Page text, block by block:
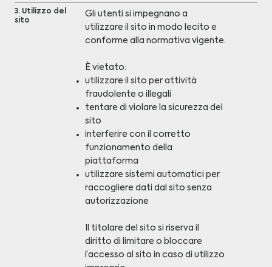
3. Utilizzo del
sito
Gli utenti si impegnano a
utilizzare il sito in modo lecito e
conforme alla normativa vigente.
È vietato:
utilizzare il sito per attività
fraudolente o illegali
tentare di violare la sicurezza del
sito
interferire con il corretto
funzionamento della
piattaforma
utilizzare sistemi automatici per
raccogliere dati dal sito senza
autorizzazione
Il titolare del sito si riserva il
diritto di limitare o bloccare
l’accesso al sito in caso di utilizzo